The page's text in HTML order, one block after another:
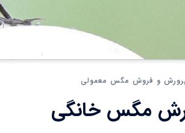
و فروش مگس معمولی
مگس خانگی